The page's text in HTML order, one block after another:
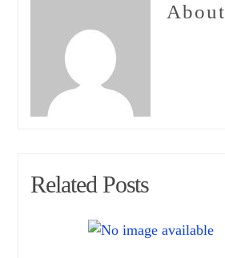
About
Related Posts